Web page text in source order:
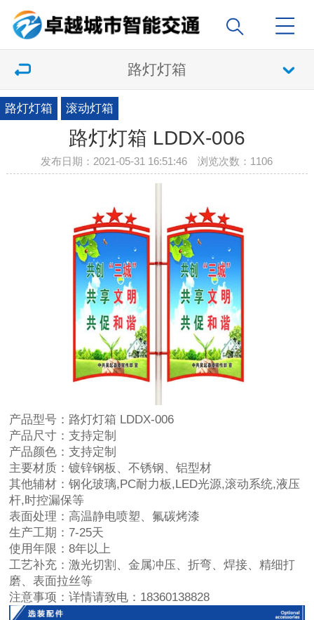
路灯灯箱
路灯灯箱 滚动灯箱
路灯灯箱 LDDX-006
发布日期：2021-05-31 16:51:46 浏览次数： 1106
产品型号： 路灯灯箱 LDDX-006
产品尺寸：支持定制
产品颜色：支持定制
主要材质：镀锌钢板、不锈钢、铝型材
其他辅材：钢化玻璃,PC耐力板,LED光源,滚动系统,液压
杆,时控漏保等
表面处理： 高温静电喷塑、氟碳烤漆
生产工期： 7-25天
使用年限：8年以上
工艺补充：激光切割、金属冲压、折弯、焊接、精细打
磨、表面拉丝等
注意事项：详情请致电：18360138828